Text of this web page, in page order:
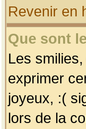
Revenir en
Que sont
Les
exprimer
joyeux, :(
lors de la